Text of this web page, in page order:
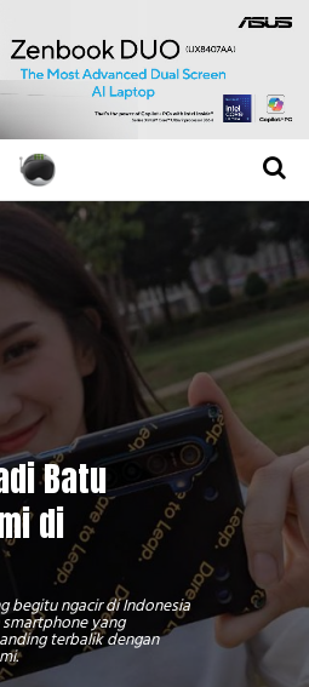
Batu
di
begitu ngacir di Indonesia
yang
terbalik dengan